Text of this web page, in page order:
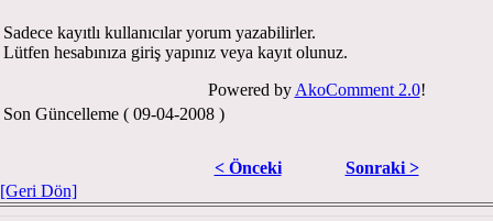
Sadece kayıtlı kullanıcılar yorum yazabilirler.
Lütfen hesabınıza giriş yapınız veya kayıt olunuz.
Powered by AkoComment 2.0!
Son Güncelleme ( 09-04-2008 )
< Önceki
Sonraki >
[Geri Dön]